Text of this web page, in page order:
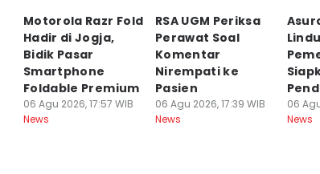
Motorola Razr Fold
Hadir di Jogja,
Bidik Pasar
Smartphone
Foldable Premium
06 Agu 2026, 17:57 WIB
News
RSA UGM Periksa
Perawat Soal
Komentar
Nirempati ke
Pasien
06 Agu 2026, 17:39 WIB
News
06
News